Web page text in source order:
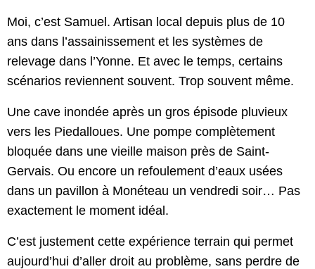
Moi, c’est Samuel. Artisan local depuis plus de 10
ans dans l’assainissement et les systèmes de
relevage dans l’Yonne. Et avec le temps, certains
scénarios reviennent souvent. Trop souvent même.
Une cave inondée après un gros épisode pluvieux
vers les Piedalloues. Une pompe complètement
bloquée dans une vieille maison près de Saint-
Gervais. Ou encore un refoulement d’eaux usées
dans un pavillon à Monéteau un vendredi soir… Pas
exactement le moment idéal.
C’est justement cette expérience terrain qui permet
aujourd’hui d’aller droit au problème, sans perdre de